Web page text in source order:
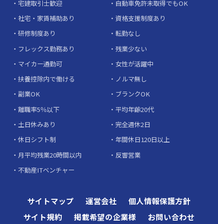
宅建取引士歓迎
自動車免許未取得でもOK
社宅・家賃補助あり
資格支援制度あり
研修制度あり
転勤なし
フレックス勤務あり
残業少ない
マイカー通勤可
女性が活躍中
扶養控除内で働ける
ノルマ無し
副業OK
ブランクOK
離職率5％以下
平均年齢20代
土日休みあり
完全週休2日
休日シフト制
年間休日120日以上
月平均残業20時間以内
反響営業
不動産ITベンチャー
サイトマップ 運営会社
個人情報保護方針
サイト規約
掲載希望の企業様 お問い合わせ